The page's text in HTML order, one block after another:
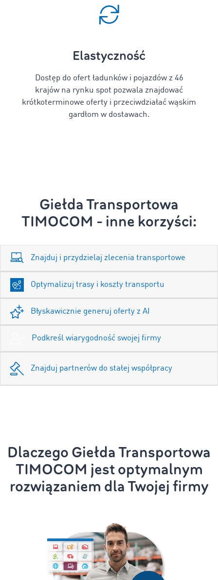
Elastyczność
Dostęp do ofert ładunków i pojazdów z 46
krajów na rynku spot pozwala znajdować
krótkoterminowe oferty i przeciwdziałać wąskim
gardłom w dostawach.
Giełda Transportowa
TIMOCOM - inne korzyści:
Znajduj i przydzielaj zlecenia transportowe
Optymalizuj trasy i koszty transportu
Błyskawicznie generuj oferty z AI
Podkreśl wiarygodność swojej firmy
Znajduj partnerów do stałej współpracy
Dlaczego Giełda Transportowa
TIMOCOM jest optymalnym
rozwiązaniem dla Twojej firmy